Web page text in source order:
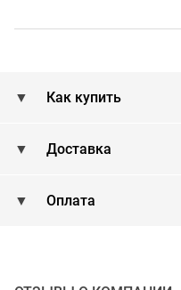
Как купить
Доставка
Оплата